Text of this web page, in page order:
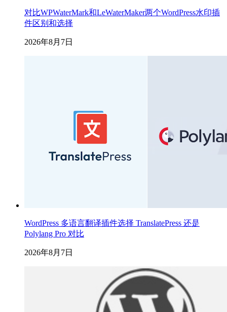
对比WPWaterMark和LeWaterMaker两个WordPress水印插
件区别和选择
2026年8月7日
WordPress 多语言翻译插件选择 TranslatePress 还是
Polylang Pro 对比
2026年8月7日